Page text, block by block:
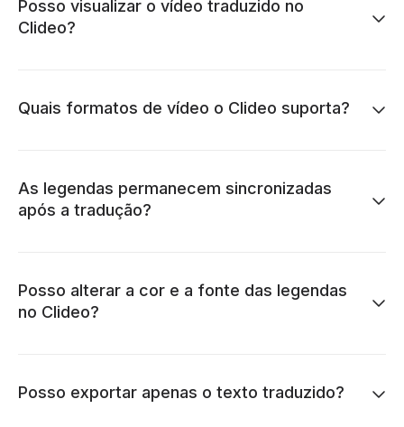
Posso visualizar o vídeo traduzido no
Clideo?
Quais formatos de vídeo o Clideo suporta?
As legendas permanecem sincronizadas
após a tradução?
Posso alterar a cor e a fonte das legendas
no Clideo?
Posso exportar apenas o texto traduzido?